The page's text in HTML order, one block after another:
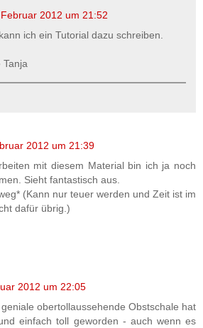
2012 um 21:52
ich ein Tutorial dazu schreiben.
2012 um 21:39
mit diesem Material bin ich ja noch
Sieht fantastisch aus.
(Kann nur teuer werden und Zeit ist im
dafür übrig.)
2012 um 22:05
obertollaussehende Obstschale hat
einfach toll geworden - auch wenn es